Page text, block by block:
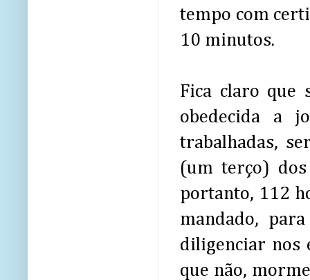
tempo com
10 minutos.
Fica claro que
obedecida a
trabalhadas,
(um terço)
portanto, 112
mandado,
diligenciar nos
que não,